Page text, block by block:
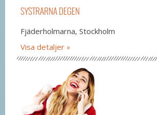
SYSTRARNA DEGEN
Fjäderholmarna, Stockholm
Visa detaljer